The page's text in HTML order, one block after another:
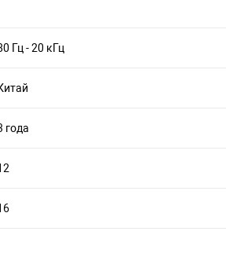
Гц - 20 кГц
года